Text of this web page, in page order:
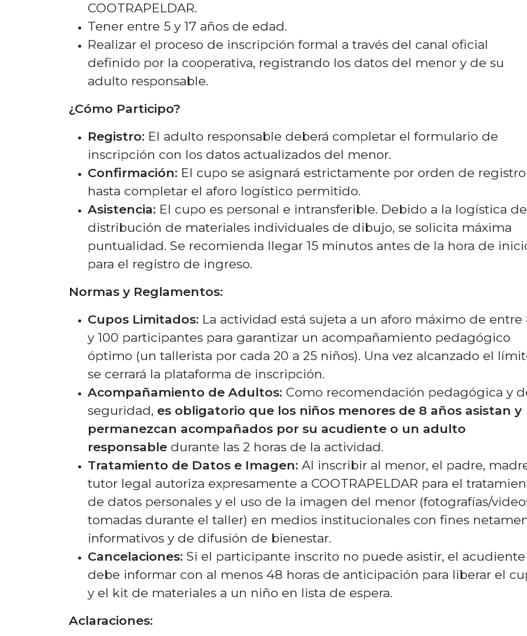
COOTRAPELDAR.
Tener entre 5 y 17 años de edad.
Realizar el proceso de inscripción formal a través del canal oficial
definido por la cooperativa, registrando los datos del menor y de su
adulto responsable.
¿Cómo Participo?
Registro: El adulto responsable deberá completar el formulario de
inscripción con los datos actualizados del menor.
Confirmación: El cupo se asignará estrictamente por orden de registro
hasta completar el aforo logístico permitido.
Asistencia: El cupo es personal e intransferible. Debido a la logística de
distribución de materiales individuales de dibujo, se solicita máxima
puntualidad. Se recomienda llegar 15 minutos antes de la hora de
para el registro de ingreso.
Normas y Reglamentos:
Cupos Limitados: La actividad está sujeta a un aforo máximo de entre
y 100 participantes para garantizar un acompañamiento pedagógico
óptimo (un tallerista por cada 20 a 25 niños). Una vez alcanzado el
se cerrará la plataforma de inscripción.
Acompañamiento de Adultos: Como recomendación pedagógica y
seguridad, es obligatorio que los niños menores de 8 años asistan y
permanezcan acompañados por su acudiente o un adulto
responsable durante las 2 horas de la actividad.
Tratamiento de Datos e Imagen: Al inscribir al menor, el padre,
tutor legal autoriza expresamente a COOTRAPELDAR para el
de datos personales y el uso de la imagen del menor (fotografías/
tomadas durante el taller) en medios institucionales con fines
informativos y de difusión de bienestar.
Cancelaciones: Si el participante inscrito no puede asistir, el acudiente
debe informar con al menos 48 horas de anticipación para liberar el
y el kit de materiales a un niño en lista de espera.
Aclaraciones: